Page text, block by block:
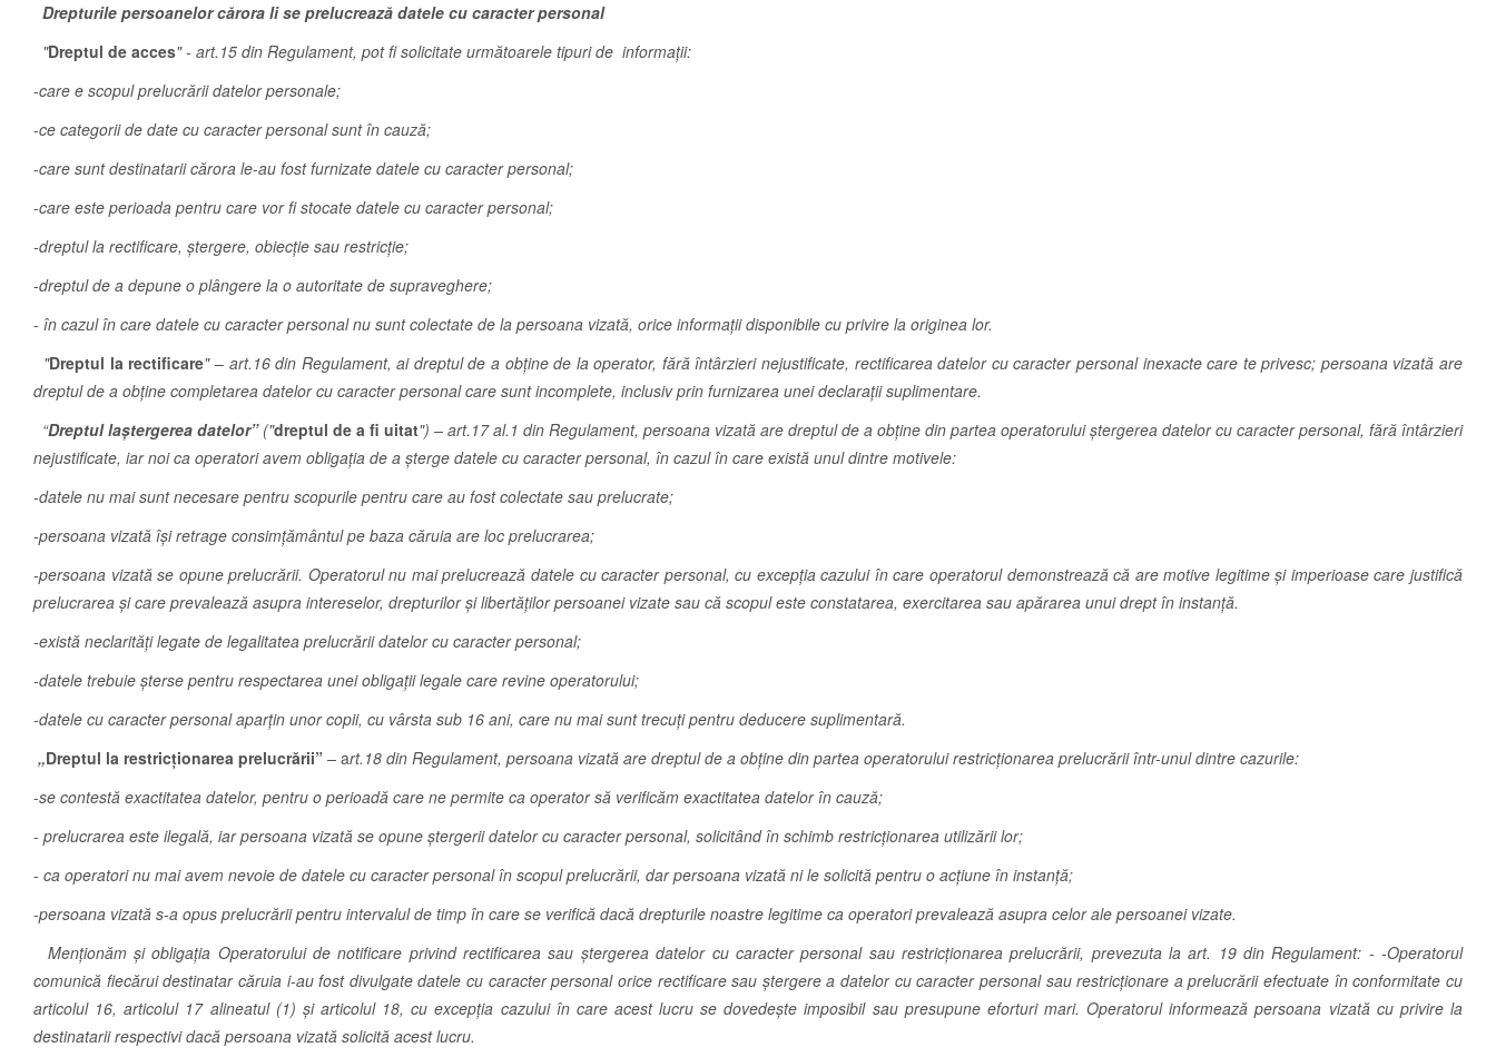
Drepturile persoanelor cărora li se prelucrează datele cu caracter personal
"Dreptul de acces" - art.15 din Regulament, pot fi solicitate următoarele tipuri de informații:
-care e scopul prelucrării datelor personale;
-ce categorii de date cu caracter personal sunt în cauză;
-care sunt destinatarii cărora le-au fost furnizate datele cu caracter personal;
-care este perioada pentru care vor fi stocate datele cu caracter personal;
-dreptul la rectificare, ștergere, obiecție sau restricție;
-dreptul de a depune o plângere la o autoritate de supraveghere;
- în cazul în care datele cu caracter personal nu sunt colectate de la persoana vizată, orice informații disponibile cu privire la originea lor.
"Dreptul la rectificare" – art.16 din Regulament, ai dreptul de a obţine de la operator, fără întârzieri nejustificate, rectificarea datelor cu caracter personal inexacte care te privesc; persoana vizată are
dreptul de a obţine completarea datelor cu caracter personal care sunt incomplete, inclusiv prin furnizarea unei declaraţii suplimentare.
“Dreptul laștergerea datelor”("dreptul de a fi uitat") – art.17 al.1 din Regulament, persoana vizată are dreptul de a obţine din partea operatorului ştergerea datelor cu caracter personal, fără întârzieri
nejustificate, iar noi ca operatori avem obligaţia de a şterge datele cu caracter personal, în cazul în care există unul dintre motivele:
-datele nu mai sunt necesare pentru scopurile pentru care au fost colectate sau prelucrate;
-persoana vizată îşi retrage consimţământul pe baza căruia are loc prelucrarea;
-persoana vizată se opune prelucrării. Operatorul nu mai prelucrează datele cu caracter personal, cu excepția cazului în care operatorul demonstrează că are motive legitime și imperioase care justifică
prelucrarea și care prevalează asupra intereselor, drepturilor și libertăților persoanei vizate sau că scopul este constatarea, exercitarea sau apărarea unui drept în instanță.
-există neclarități legate de legalitatea prelucrării datelor cu caracter personal;
-datele trebuie şterse pentru respectarea unei obligaţii legale care revine operatorului;
-datele cu caracter personal aparțin unor copii, cu vârsta sub 16 ani, care nu mai sunt trecuţi pentru deducere suplimentară.
„Dreptul la restricţionarea prelucrării” – art.18 din Regulament, persoana vizată are dreptul de a obţine din partea operatorului restricţionarea prelucrării într-unul dintre cazurile:
-se contestă exactitatea datelor, pentru o perioadă care ne permite ca operator să verificăm exactitatea datelor în cauză;
- prelucrarea este ilegală, iar persoana vizată se opune ştergerii datelor cu caracter personal, solicitând în schimb restricţionarea utilizării lor;
- ca operatori nu mai avem nevoie de datele cu caracter personal în scopul prelucrării, dar persoana vizată ni le solicită pentru o acțiune în instanţă;
-persoana vizată s-a opus prelucrării pentru intervalul de timp în care se verifică dacă drepturile noastre legitime ca operatori prevalează asupra celor ale persoanei vizate.
Menționăm și obligaţia Operatorului de notificare privind rectificarea sau ştergerea datelor cu caracter personal sau restricţionarea prelucrării, prevezuta la art. 19 din Regulament: - -Operatorul
comunică fiecărui destinatar căruia i-au fost divulgate datele cu caracter personal orice rectificare sau ştergere a datelor cu caracter personal sau restricţionare a prelucrării efectuate în conformitate cu
articolul 16, articolul 17 alineatul (1) şi articolul 18, cu excepţia cazului în care acest lucru se dovedeşte imposibil sau presupune eforturi mari. Operatorul informează persoana vizată cu privire la
destinatarii respectivi dacă persoana vizată solicită acest lucru.